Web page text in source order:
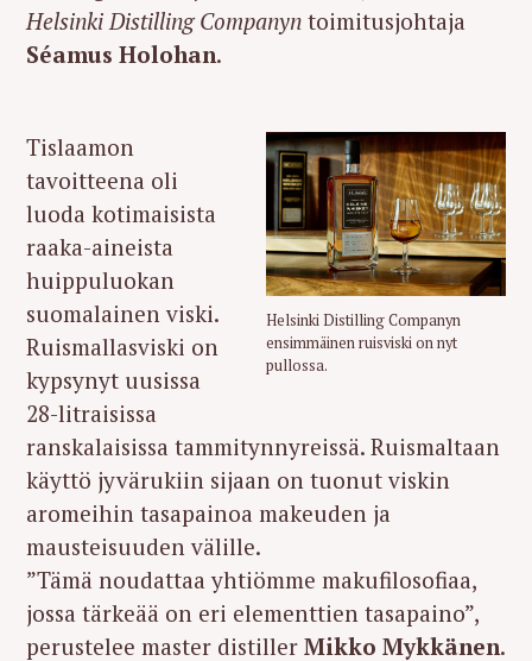
Helsinki Distilling Companyn toimitusjohtaja
Séamus Holohan.
Helsinki Distilling Companyn
ensimmäinen ruisviski on nyt
pullossa.
Tislaamon
tavoitteena oli
luoda kotimaisista
raaka-aineista
huippuluokan
suomalainen viski.
Ruismallasviski on
kypsynyt uusissa
28-litraisissa
ranskalaisissa tammitynnyreissä. Ruismaltaan
käyttö jyvärukiin sijaan on tuonut viskin
aromeihin tasapainoa makeuden ja
mausteisuuden välille.
”Tämä noudattaa yhtiömme makufilosofiaa,
jossa tärkeää on eri elementtien tasapaino”,
perustelee master distiller Mikko Mykkänen.